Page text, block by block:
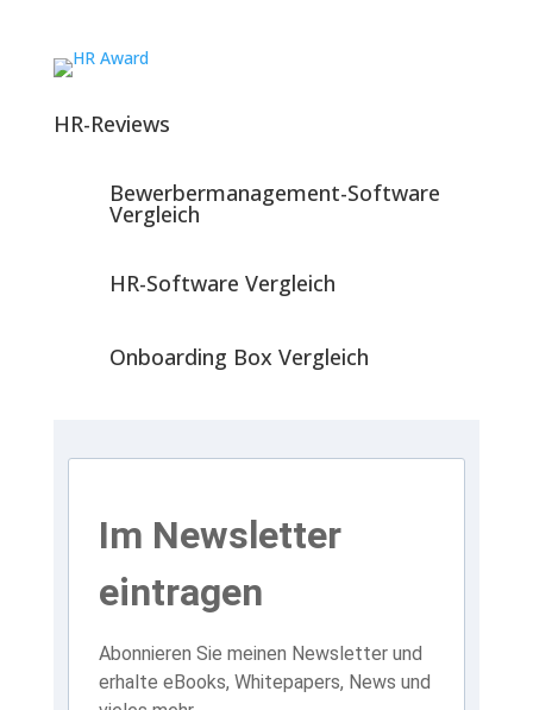
HR-Reviews
Bewerbermanagement-Software
Vergleich
HR-Software Vergleich
Onboarding Box Vergleich
Im Newsletter
eintragen
Abonnieren Sie meinen Newsletter und
erhalte eBooks, Whitepapers, News und